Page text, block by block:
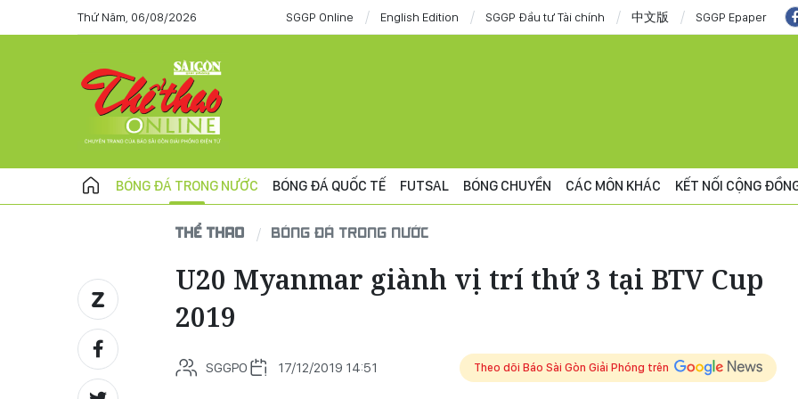
Thứ Năm, 06/08/2026 SGGP Online English Edition SGGP Đầu tư Tài chính 中文版 SGGP Epaper
BÓNG ĐÁ TRONG NƯỚC BÓNG ĐÁ QUỐC TẾ FUTSAL BÓNG CHUYỀN CÁC MÔN KHÁC KẾT NỐI CỘNG
THỂ THAO BÓNG ĐÁ TRONG NƯỚC
U20 Myanmar giành vị trí thứ 3 tại BTV Cup
2019
SGGPO 17/12/2019 14:51 Theo dõi Báo Sài Gòn Giải Phóng trên